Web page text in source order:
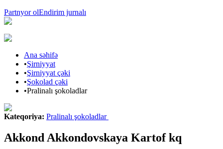
Partnyor olEndirim jurnalı
Ana səhifə
•Şirniyyat
•Şirniyyat çəki
•Şokolad çəki
•Pralinalı şokoladlar
Kateqoriya: Pralinalı şokoladlar
Akkond Akkondovskaya Kartof kq